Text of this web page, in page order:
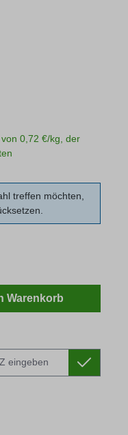
von 0,72 €/kg, der
treffen möchten,
gewünschten
Warenkorb